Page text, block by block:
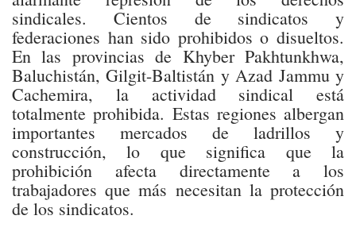
sindicales. Cientos de sindicatos y
federaciones han sido prohibidos o disueltos.
En las provincias de Khyber Pakhtunkhwa,
Baluchistán, Gilgit-Baltistán y Azad Jammu y
Cachemira, la actividad sindical está
totalmente prohibida. Estas regiones albergan
importantes mercados de ladrillos y
construcción, lo que significa que la
prohibición afecta directamente a los
trabajadores que más necesitan la protección
de los sindicatos.